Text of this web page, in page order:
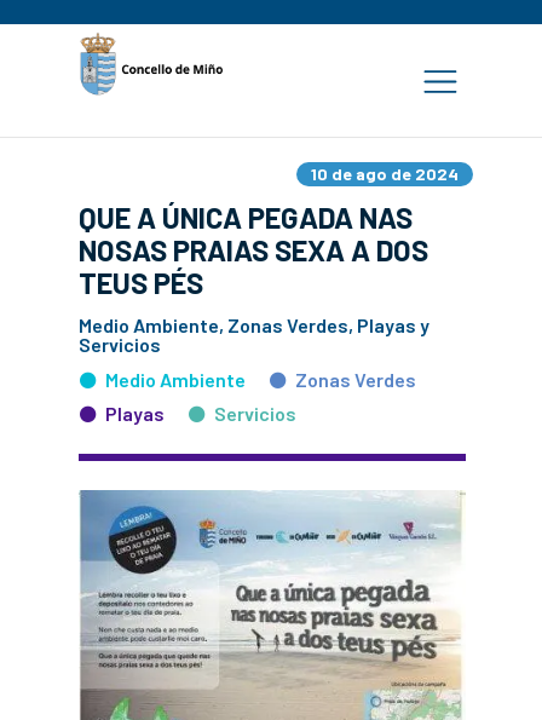
10 de ago de 2024
QUE A ÚNICA PEGADA NAS
NOSAS PRAIAS SEXA A DOS
TEUS PÉS
Medio Ambiente, Zonas Verdes, Playas y
Servicios
Medio Ambiente
Zonas Verdes
Playas
Servicios